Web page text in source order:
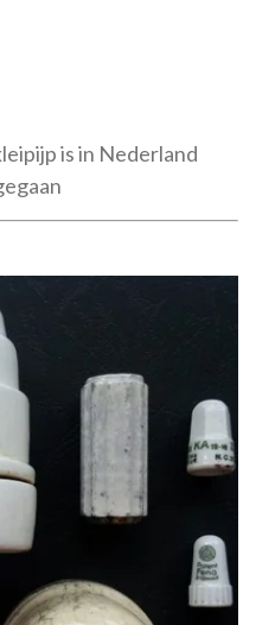
is in Nederland